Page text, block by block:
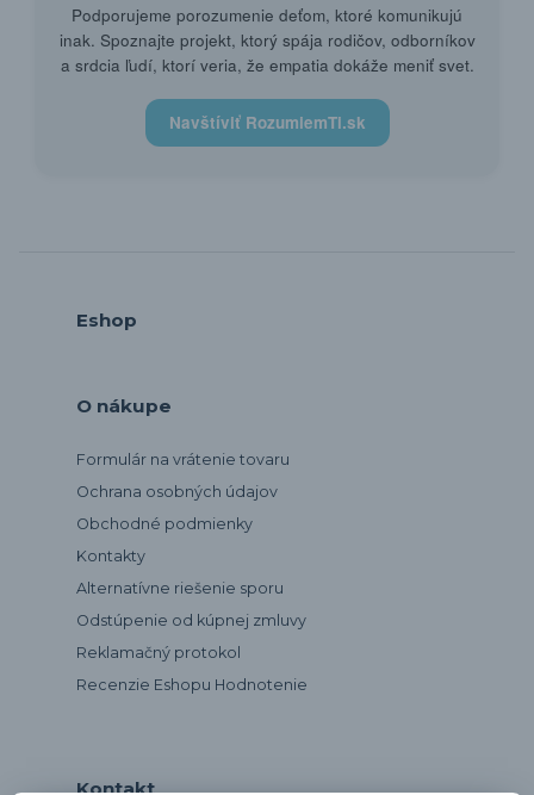
Podporujeme porozumenie deťom, ktoré komunikujú
inak. Spoznajte projekt, ktorý spája rodičov, odborníkov
a srdcia ľudí, ktorí veria, že empatia dokáže meniť svet.
Navštíviť RozumiemTi.sk
Eshop
O nákupe
Formulár na vrátenie tovaru
Ochrana osobných údajov
Obchodné podmienky
Kontakty
Alternatívne riešenie sporu
Odstúpenie od kúpnej zmluvy
Reklamačný protokol
Recenzie Eshopu Hodnotenie
Kontakt